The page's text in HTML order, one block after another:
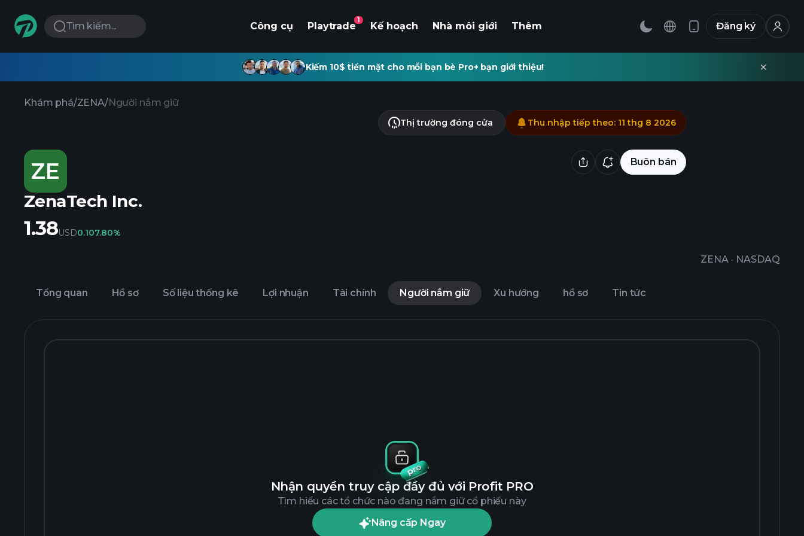
Tìm kiếm... Công cụ Playtrade
1
Kế hoạch Nhà môi giới Thêm Đăng ký
Kiếm 10$ tiền mặt cho mỗi bạn bè Pro+ bạn giới thiệu!
Khám phá/ZENA/Người nắm giữ
ZE Buôn bán
ZenaTech Inc.
ZENA · NASDAQ
Thị trường đóng cửa Thu nhập tiếp theo: 11 thg 8 2026
1.38USD0.107.80%
Tổng quan Hồ sơ Số liệu thống kê Lợi nhuận Tài chính Người nắm giữ Xu hướng hồ sơ Tin tức
Nhận quyền truy cập đầy đủ với Profit PRO
Tìm hiểu các tổ chức nào đang nắm giữ cổ phiếu này
Nâng cấp Ngay